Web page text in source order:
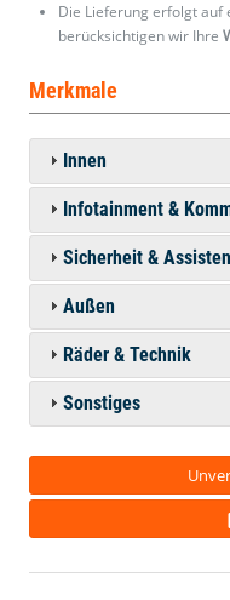
Die Lieferung erfolgt auf
berücksichtigen wir Ihre
Merkmale
Innen
Infotainment &
Sicherheit &
Außen
Räder & Technik
Sonstiges